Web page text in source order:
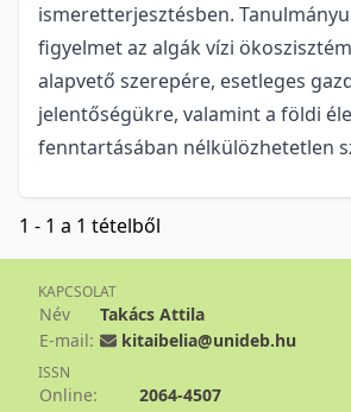
ismeretterjesztésben.
figyelmet az algák vízi
alapvető szerepére, esetleges
jelentőségükre, valamint a földi
fenntartásában nélkülözhetetlen
1 - 1 a 1 tételből
KAPCSOLAT
Név
Takács Attila
E-mail:
kitaibelia@unideb.hu
ISSN
Online:
2064-4507